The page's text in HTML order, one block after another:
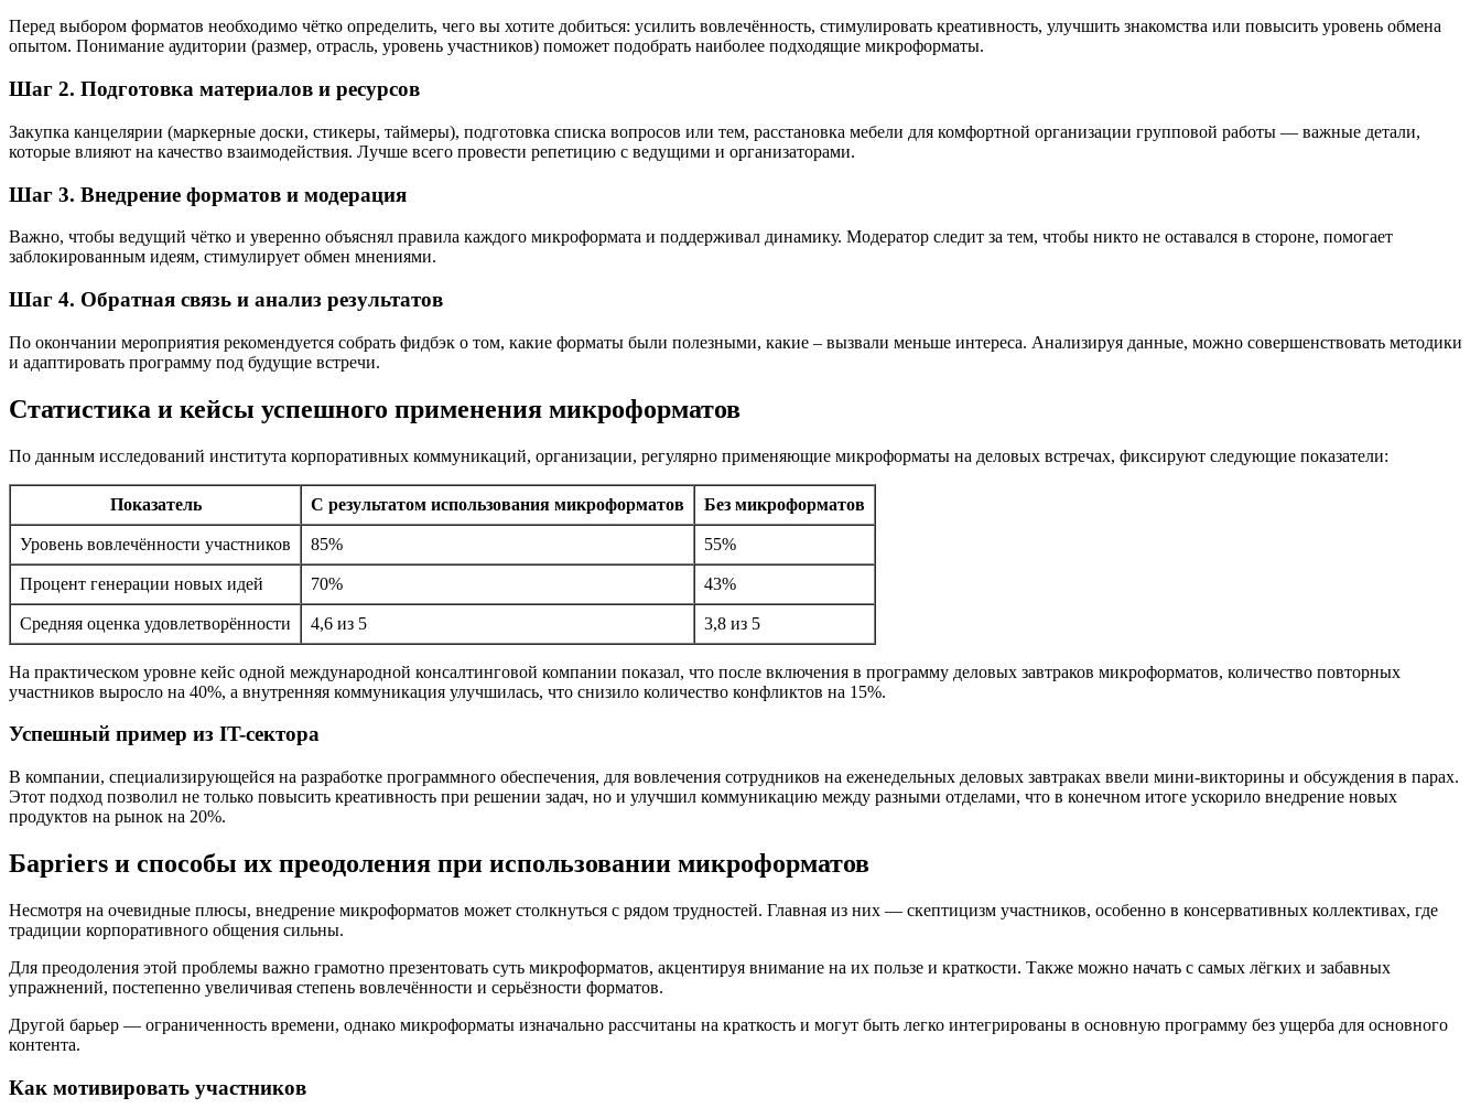
Перед выбором форматов необходимо чётко определить, чего вы хотите добиться: усилить вовлечённость, стимулировать креативность, улучшить знакомства или повысить уровень обмена
опытом. Понимание аудитории (размер, отрасль, уровень участников) поможет подобрать наиболее подходящие микроформаты.
Шаг 2. Подготовка материалов и ресурсов
Закупка канцелярии (маркерные доски, стикеры, таймеры), подготовка списка вопросов или тем, расстановка мебели для комфортной организации групповой работы — важные детали,
которые влияют на качество взаимодействия. Лучше всего провести репетицию с ведущими и организаторами.
Шаг 3. Внедрение форматов и модерация
Важно, чтобы ведущий чётко и уверенно объяснял правила каждого микроформата и поддерживал динамику. Модератор следит за тем, чтобы никто не оставался в стороне, помогает
заблокированным идеям, стимулирует обмен мнениями.
Шаг 4. Обратная связь и анализ результатов
По окончании мероприятия рекомендуется собрать фидбэк о том, какие форматы были полезными, какие – вызвали меньше интереса. Анализируя данные, можно совершенствовать методики
и адаптировать программу под будущие встречи.
Статистика и кейсы успешного применения микроформатов
По данным исследований института корпоративных коммуникаций, организации, регулярно применяющие микроформаты на деловых встречах, фиксируют следующие показатели:
Показатель С результатом использования микроформатов Без микроформатов
Уровень вовлечённости участников 85% 55%
Процент генерации новых идей 70% 43%
Средняя оценка удовлетворённости 4,6 из 5 3,8 из 5
На практическом уровне кейс одной международной консалтинговой компании показал, что после включения в программу деловых завтраков микроформатов, количество повторных
участников выросло на 40%, а внутренняя коммуникация улучшилась, что снизило количество конфликтов на 15%.
Успешный пример из IT-сектора
В компании, специализирующейся на разработке программного обеспечения, для вовлечения сотрудников на еженедельных деловых завтраках ввели мини-викторины и обсуждения в парах.
Этот подход позволил не только повысить креативность при решении задач, но и улучшил коммуникацию между разными отделами, что в конечном итоге ускорило внедрение новых
продуктов на рынок на 20%.
Барriers и способы их преодоления при использовании микроформатов
Несмотря на очевидные плюсы, внедрение микроформатов может столкнуться с рядом трудностей. Главная из них — скептицизм участников, особенно в консервативных коллективах, где
традиции корпоративного общения сильны.
Для преодоления этой проблемы важно грамотно презентовать суть микроформатов, акцентируя внимание на их пользе и краткости. Также можно начать с самых лёгких и забавных
упражнений, постепенно увеличивая степень вовлечённости и серьёзности форматов.
Другой барьер — ограниченность времени, однако микроформаты изначально рассчитаны на краткость и могут быть легко интегрированы в основную программу без ущерба для основного
контента.
Как мотивировать участников